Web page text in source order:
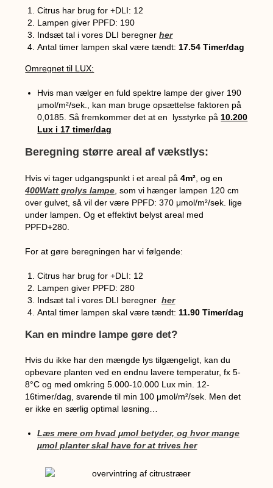
Citrus har brug for +DLI: 12
Lampen giver PPFD: 190
Indsæt tal i vores DLI beregnerher
Antal timer lampen skal være tændt: 17.54 Timer/dag
Omregnet til LUX:
Hvis man vælger en fuld spektre lampe der giver 190
μmol/m²/sek.
, kan man bruge opsættelse faktoren på
0,0185. Så fremkommer det at en lysstyrke på 10.200
Lux i 17 timer/dag
Beregning større areal af vækstlys:
Hvis vi tager udgangspunkt i et areal på4m² , og en
400Watt grolys lampe , som vi hænger lampen 120 cm
over gulvet, så vil der være PPFD: 370 μmol/m²/sek. lige
under lampen. Og et effektivt belyst areal med
PPFD+280.
For at gøre beregningen har vi følgende:
Citrus har brug for +DLI: 12
Lampen giver PPFD: 280
Indsæt tal i vores DLI beregnerher
Antal timer lampen skal være tændt: 11.90 Timer/dag
Kan en mindre lampe gøre det?
Hvis du ikke har den mængde lys tilgængeligt, kan du
opbevare planten ved en endnu lavere temperatur, fx 5-
8°C og med omkring 5.000-10.000 Lux min. 12-
16timer/dag, svarende til min 100 μmol/m²/sek. Men det
er ikke en særlig optimal løsning…
Læs mere om hvad μmol betyder, og hvor mange
µmol planter skal have for at trives her